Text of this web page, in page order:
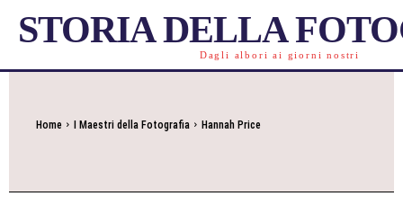
STORIA DELLA
Dagli albori ai giorni nostri
Home I Maestri della Fotografia Hannah Price